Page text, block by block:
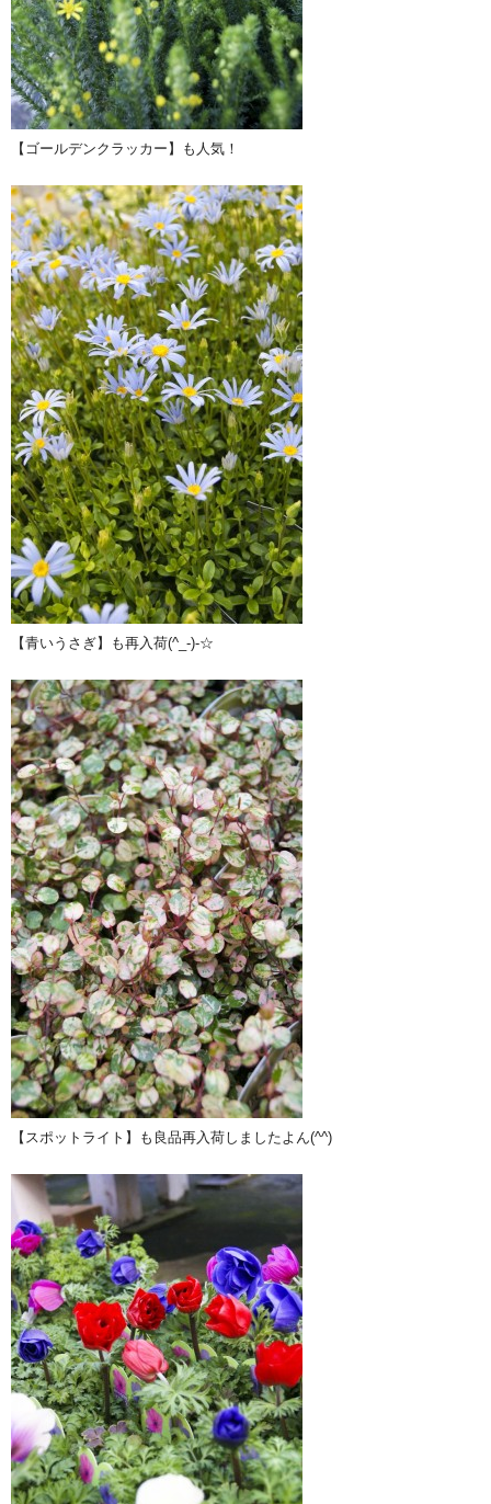
【ゴールデンクラッカー】も人気！
【青いうさぎ】も再入荷(^_-)-☆
【スポットライト】も良品再入荷しましたよん(^^)